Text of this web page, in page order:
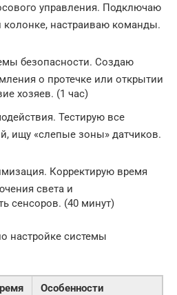
управления. Подключаю
колонке, настраиваю команды.
безопасности. Создаю
о протечке или открытии
хозяев. (1 час)
Тестирую все
ищу «слепые зоны» датчиков.
Корректирую время
света и
сенсоров. (40 минут)
настройке системы
Особенности